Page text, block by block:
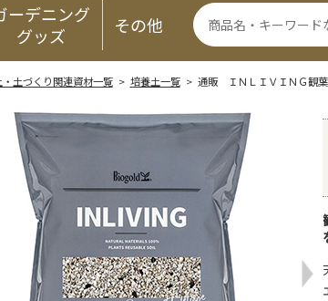
ーデニング
グッズ
その他
土づくり関連資材一覧> 培養土一覧> 通販 ＩＮＬＩＶＩＮＧ観葉